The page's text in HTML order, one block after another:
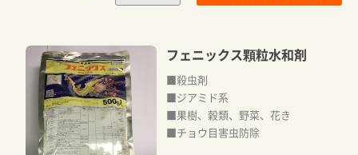
フェニックス顆粒水和剤
■殺虫剤
■ジアミド系
■果樹、穀類、野菜、花き
■チョウ目害虫防除